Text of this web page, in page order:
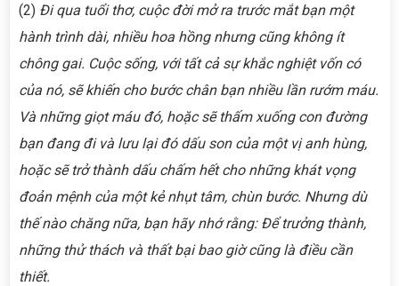
(2) Đi qua tuổi thơ, cuộc đời mở ra trước mắt bạn một
hành trình dài, nhiều hoa hồng nhưng cũng không ít
chông gai. Cuộc sống, với tất cả sự khắc nghiệt vốn có
của nó, sẽ khiến cho bước chân bạn nhiều lần rướm máu.
Và những giọt máu đó, hoặc sẽ thấm xuống con đường
bạn đang đi và lưu lại đó dấu son của một vị anh hùng,
hoặc sẽ trở thành dấu chấm hết cho những khát vọng
đoản mệnh của một kẻ nhụt tâm, chùn bước. Nhưng dù
thế nào chăng nữa, bạn hãy nhớ rằng: Để trưởng thành,
những thử thách và thất bại bao giờ cũng là điều cần
thiết.